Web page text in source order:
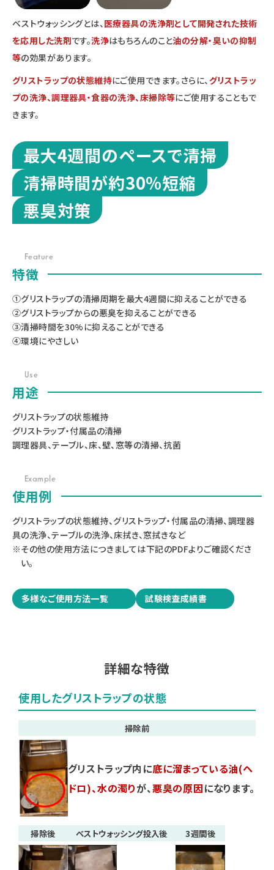
ベストウォッシングとは、 医療器具の洗浄剤として開発された技術
を応用した洗剤です。洗浄はもちろんのこと油の分解・臭いの抑制
等の効果があります。
グリストラップの状態維持にご使用できます。さらに、 グリストラッ
プの洗浄、調理器具・食器の洗浄、床掃除等にご使用することもで
きます。
最大4週間のペースで清掃
清掃時間が約30%短縮
悪臭対策
Feature
特徴
①グリストラップの清掃周期を最大4週間に抑えることができる
②グリストラップからの悪臭を抑えることができる
③清掃時間を30%に抑えることができる
④環境にやさしい
Use
用途
グリストラップの状態維持
グリストラップ・付属品の清掃
調理器具、テーブル、床、壁、窓等の清掃、抗菌
Example
使用例
グリストラップの状態維持、グリストラップ・付属品の清掃、調理器
具の洗浄、テーブルの洗浄、床拭き、窓拭きなど
※その他の使用方法につきましては下記のPDFよりご確認くださ
い。
多様なご使用方法一覧 試験検査成績書
詳細な特徴
使用したグリストラップの状態
掃除前
グリストラップ内に底に溜まっている油(ヘ
ドロ)、水の濁りが、悪臭の原因になります。
掃除後 ベストウォッシング投入後 3週間後